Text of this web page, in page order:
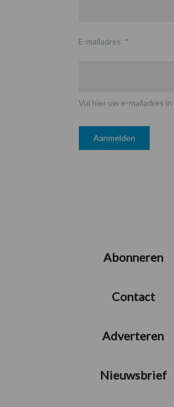
E-mailadres *
Vul hier uw e-mailadres in
Abonneren
Contact
Adverteren
Nieuwsbrief